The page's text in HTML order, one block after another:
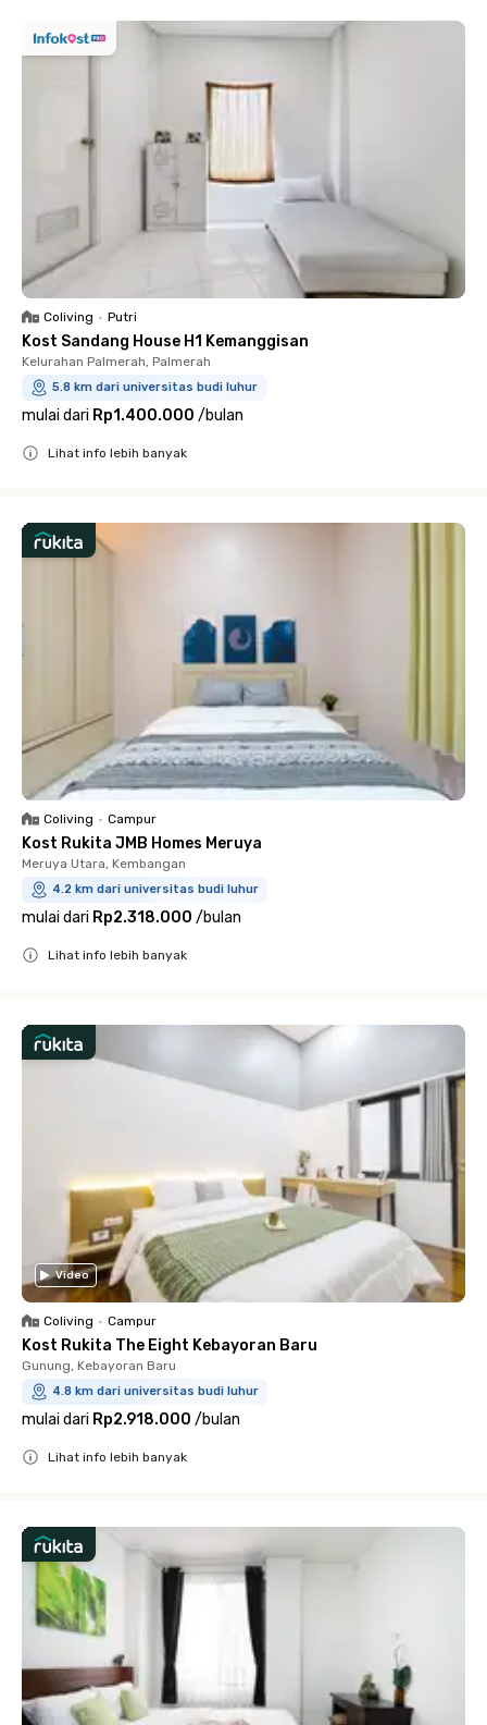
Coliving • Putri
Kost Sandang House H1 Kemanggisan
Kelurahan Palmerah, Palmerah
5.8 km dari universitas budi luhur
mulai dari Rp1.400.000 /bulan
Lihat info lebih banyak
Coliving • Campur
Kost Rukita JMB Homes Meruya
Meruya Utara, Kembangan
4.2 km dari universitas budi luhur
mulai dari Rp2.318.000 /bulan
Lihat info lebih banyak
Video
Coliving • Campur
Kost Rukita The Eight Kebayoran Baru
Gunung, Kebayoran Baru
4.8 km dari universitas budi luhur
mulai dari Rp2.918.000 /bulan
Lihat info lebih banyak